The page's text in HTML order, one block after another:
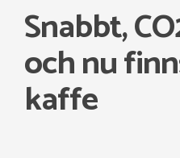
Snabbt,
och nu
kaffe